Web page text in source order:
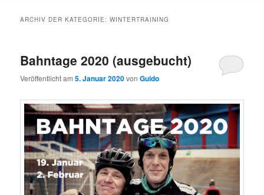
ARCHIV DER KATEGORIE:WINTERTRAINING
Bahntage 2020 (ausgebucht)
Veröffentlicht am5. Januar 2020vonGuido